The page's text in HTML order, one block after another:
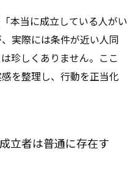
本当に成立している人がい
実際には条件が近い人同
珍しくありません。ここ
を整理し、行動を正当化
立者は普通に存在す